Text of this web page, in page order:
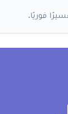
فوريًا.